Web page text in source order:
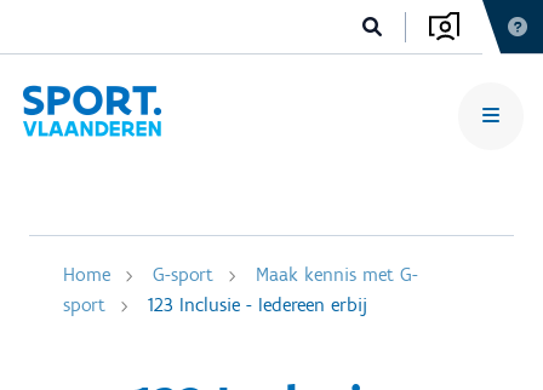
Home G-sport
Maak kennis met G-
sport
123 Inclusie - Iedereen erbij